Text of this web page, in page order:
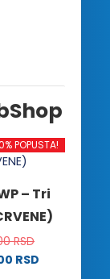
POPUSTA!
– Tri
RSD
RSD